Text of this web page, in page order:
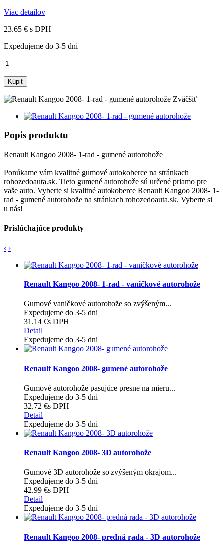
Viac detailov
23.65 € s DPH
Expedujeme do 3-5 dni
Kúpiť
Zväčšiť
Popis produktu
Renault Kangoo 2008- 1-rad - gumené autorohože
Ponúkame vám kvalitné gumové autokoberce na stránkach
rohozedoauta.sk. Tieto gumené autorohože sú určené priamo pre
vaše auto. Vyberte si kvalitné autokoberce Renault Kangoo 2008- 1-
rad - gumené autorohože na stránkach rohozedoauta.sk. Vyberte si
u nás!
Prislúchajúce produkty
‹ ›
Renault Kangoo 2008- 1-rad - vaničkové autorohože
Gumové vaničkové autorohože so zvýšeným...
Expedujeme do 3-5 dni
31.14 €s DPH
Detail
Expedujeme do 3-5 dni
Renault Kangoo 2008- gumené autorohože
Gumové autorohože pasujúce presne na mieru...
Expedujeme do 3-5 dni
32.72 €s DPH
Detail
Expedujeme do 3-5 dni
Renault Kangoo 2008- 3D autorohože
Gumové 3D autorohože so zvýšeným okrajom...
Expedujeme do 3-5 dni
42.99 €s DPH
Detail
Expedujeme do 3-5 dni
Renault Kangoo 2008- predná rada - 3D autorohože